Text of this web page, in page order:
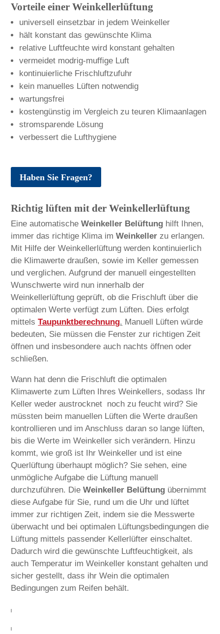
Vorteile einer Weinkellerlüftung
universell einsetzbar in jedem Weinkeller
hält konstant das gewünschte Klima
relative Luftfeuchte wird konstant gehalten
vermeidet modrig-muffige Luft
kontinuierliche Frischluftzufuhr
kein manuelles Lüften notwendig
wartungsfrei
kostengünstig im Vergleich zu teuren Klimaanlagen
stromsparende Lösung
verbessert die Lufthygiene
Haben Sie Fragen?
Richtig lüften mit der Weinkellerlüftung
Eine automatischeWeinkeller Belüftung hilft Ihnen,
immer das richtige Klima imWeinkeller zu erlangen.
Mit Hilfe der Weinkellerlüftung werden kontinuierlich
die Klimawerte draußen, sowie im Keller gemessen
und verglichen. Aufgrund der manuell eingestellten
Wunschwerte wird nun innerhalb der
Weinkellerlüftung geprüft, ob die Frischluft über die
optimalen Werte verfügt zum Lüften. Dies erfolgt
mittelsTaupunktberechnung. Manuell Lüften würde
bedeuten, Sie müssen die Fenster zur richtigen Zeit
öffnen und insbesondere auch nachts öffnen oder
schließen.
Wann hat denn die Frischluft die optimalen
Klimawerte zum Lüften Ihres Weinkellers, sodass Ihr
Keller weder austrocknet noch zu feucht wird? Sie
müssten beim manuellen Lüften die Werte draußen
kontrollieren und im Anschluss daran so lange lüften,
bis die Werte im Weinkeller sich verändern. Hinzu
kommt, wie groß ist Ihr Weinkeller und ist eine
Querlüftung überhaupt möglich? Sie sehen, eine
unmögliche Aufgabe die Lüftung manuell
durchzuführen. DieWeinkeller Belüftung übernimmt
diese Aufgabe für Sie, rund um die Uhr und lüftet
immer zur richtigen Zeit, indem sie die Messwerte
überwacht und bei optimalen Lüftungsbedingungen die
Lüftung mittels passender Kellerlüfter einschaltet.
Dadurch wird die gewünschte Luftfeuchtigkeit, als
auch Temperatur im Weinkeller konstant gehalten und
sicher gestellt, dass ihr Wein die optimalen
Bedingungen zum Reifen behält.